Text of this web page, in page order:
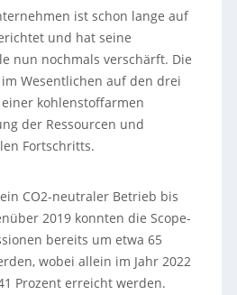
ist schon lange auf
und hat seine
nun nochmals verschärft. Die
Wesentlichen auf den drei
kohlenstoffarmen
der Ressourcen und
Fortschritts.
CO2-neutraler Betrieb bis
2019 konnten die Scope-
bereits um etwa 65
wobei allein im Jahr 2022
Prozent erreicht werden.